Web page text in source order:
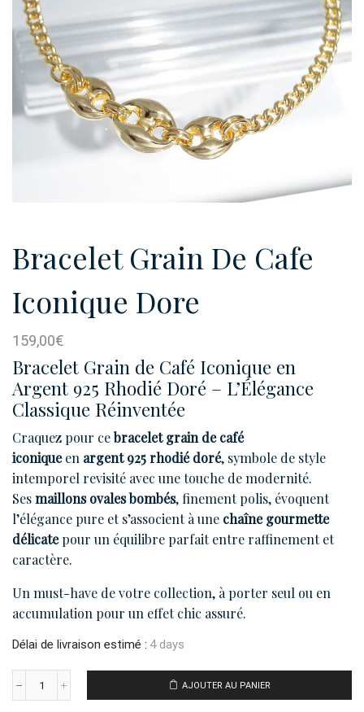
Bracelet Grain De Cafe
Iconique Dore
159,00€
Bracelet Grain de Café Iconique en
Argent 925 Rhodié Doré – L’Élégance
Classique Réinventée
Craquez pour cebracelet grain de café
iconique en argent 925 rhodié doré, symbole de style
intemporel revisité avec une touche de modernité.
Sesmaillons ovales bombés, finement polis, évoquent
l’élégance pure et s’associent à une chaîne gourmette
délicate pour un équilibre parfait entre raffinement et
caractère.
Un must-have de votre collection, à porter seul ou en
accumulation pour un effet chic assuré.
Délai de livraison estimé : 4 days
quantité
AJOUTER AU PANIER